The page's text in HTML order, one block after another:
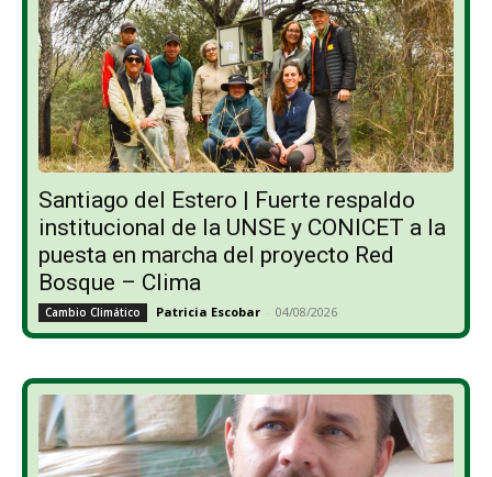
Santiago del Estero | Fuerte respaldo
institucional de la UNSE y CONICET a la
puesta en marcha del proyecto Red
Bosque – Clima
Cambio Climático Patricia Escobar - 04/08/2026